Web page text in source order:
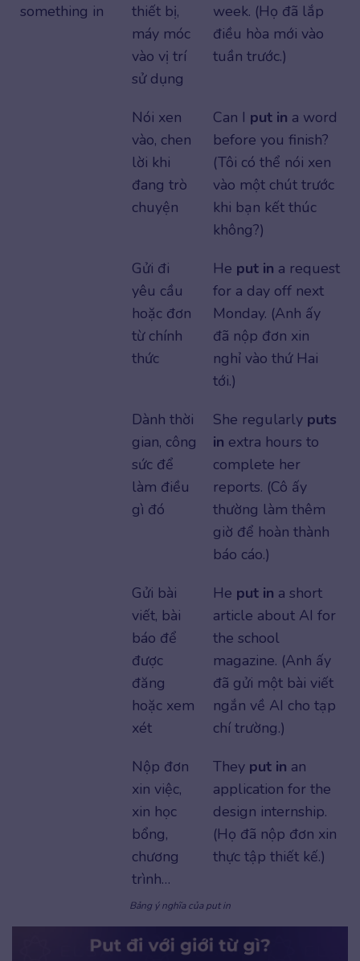
something in
thiết bị,
máy móc
vào vị trí
sử dụng
week. (Họ đã lắp
điều hòa mới vào
tuần trước.)
Nói xen
vào, chen
lời khi
đang trò
chuyện
Can I put in a word
before you finish?
(Tôi có thể nói xen
vào một chút trước
khi bạn kết thúc
không?)
Gửi đi
yêu cầu
hoặc đơn
từ chính
thức
He put in a request
for a day off next
Monday. (Anh ấy
đã nộp đơn xin
nghỉ vào thứ Hai
tới.)
Dành thời
gian, công
sức để
làm điều
gì đó
She regularly puts
in extra hours to
complete her
reports. (Cô ấy
thường làm thêm
giờ để hoàn thành
báo cáo.)
Gửi bài
viết, bài
báo để
được
đăng
hoặc xem
xét
He put in a short
article about AI for
the school
magazine. (Anh ấy
đã gửi một bài viết
ngắn về AI cho tạp
chí trường.)
Nộp đơn
xin việc,
xin học
bổng,
chương
trình…
They put in an
application for the
design internship.
(Họ đã nộp đơn xin
thực tập thiết kế.)
Bảng ý nghĩa của put in